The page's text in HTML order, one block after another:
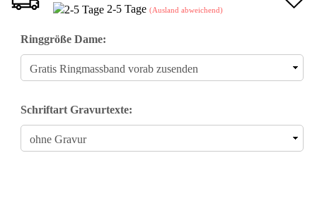
2-5 Tage (Ausland abweichend)
Ringgröße Dame:
Schriftart Gravurtexte: